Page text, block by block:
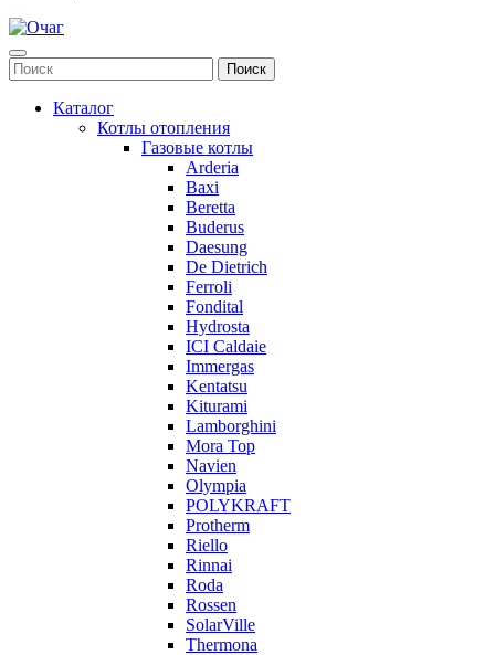
Каталог
Котлы отопления
Газовые котлы
Arderia
Baxi
Beretta
Buderus
Daesung
De Dietrich
Ferroli
Fondital
Hydrosta
ICI Caldaie
Immergas
Kentatsu
Kiturami
Lamborghini
Mora Top
Navien
Olympia
POLYKRAFT
Protherm
Riello
Rinnai
Roda
Rossen
SolarVille
Thermona